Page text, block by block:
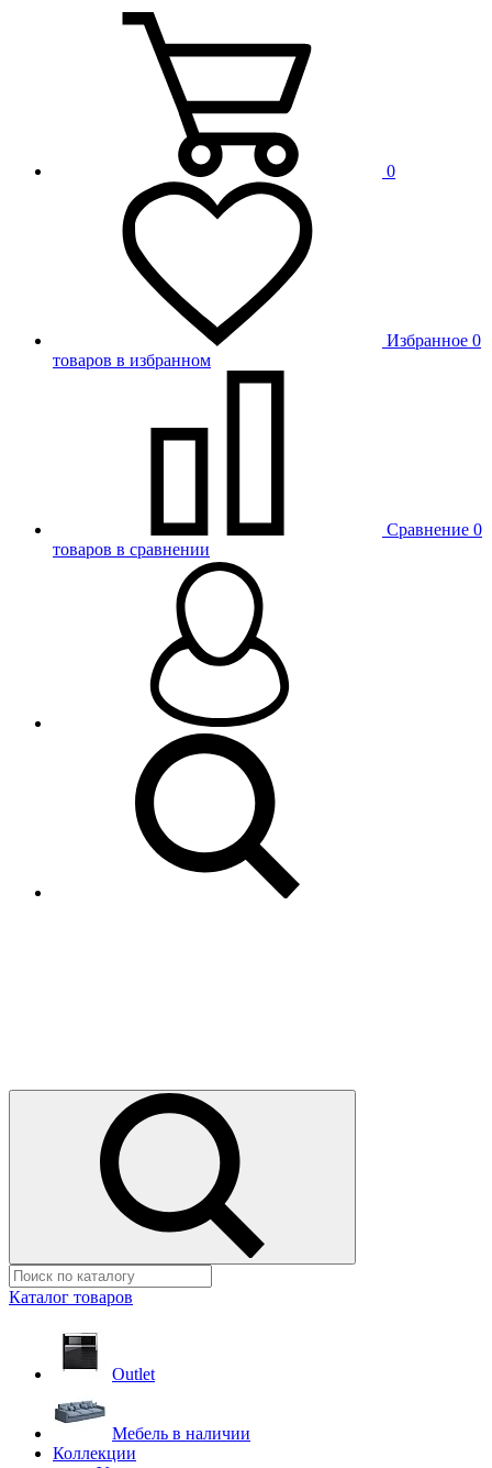
0
Избранное 0
товаров в избранном
Сравнение 0
товаров в сравнении
Каталог товаров
Outlet
Мебель в наличии
Коллекции